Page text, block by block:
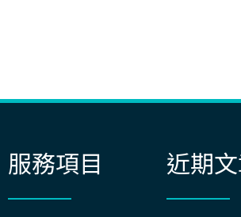
服務項目 近期